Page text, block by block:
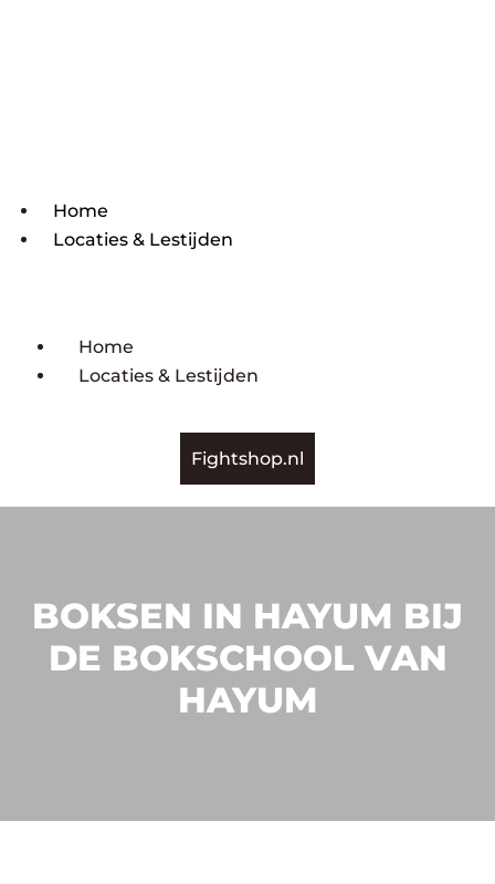
Home
Locaties & Lestijden
Home
Locaties & Lestijden
Fightshop.nl
BOKSEN IN HAYUM BIJ
DE BOKSCHOOL VAN
HAYUM